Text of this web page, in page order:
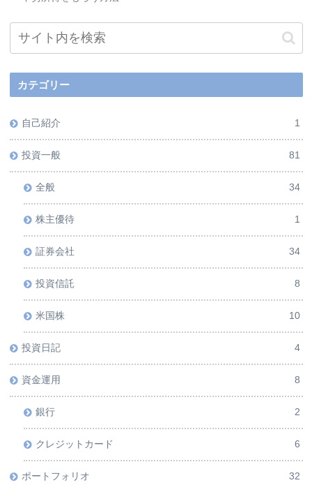
カテゴリー
自己紹介 1
投資一般 81
全般 34
株主優待 1
証券会社 34
投資信託 8
米国株 10
投資日記 4
資金運用 8
銀行 2
クレジットカード 6
ポートフォリオ 32